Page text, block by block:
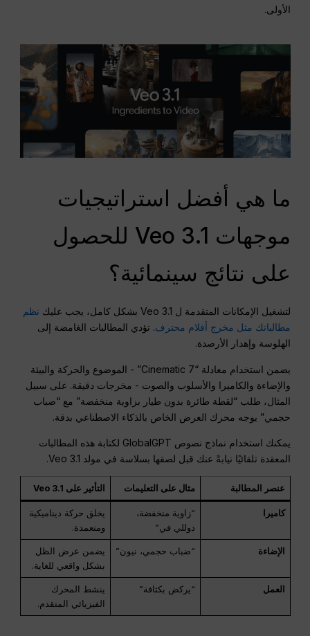
الأولى.
ما هي أفضل استراتيجيات
موجهات Veo 3.1 للحصول
على نتائج سينمائية؟
لتشغيل الإمكانات المتقدمة ل Veo 3.1 بشكل كامل، يجب عليك
نظم
مطالباتك مثل مخرج أفلام محترف. تؤدي المطالبات الغامضة إلى
الهلوسة وإهدار الأرصدة.
يضمن استخدام معادلة “Cinematic 7” - الموضوع والحركة والبيئة
والإضاءة والكاميرا والأسلوب والصوت - مخرجات دقيقة. على سبيل
المثال، طلب “لقطة طائرة بدون طيار بزاوية منخفضة” مع “ضباب
حجمي” يوجه محرك العرض الخاص بالذكاء الاصطناعي بدقة.
يمكنك استخدام نماذج نصوص GlobalGPT لكتابة هذه المطالبات
المعقدة تلقائيًا نيابةً عنك قبل لصقها بسلاسة في مولد Veo 3.1.
عنصر المطالبة مثال على التعليمات التأثير على Veo 3.1
كاميرا
“زاوية منخفضة،
دوللي في”
يخلق حركة ديناميكية
ومتعمدة.
الإضاءة “ضباب حجمي، نيون”
يضمن عرض الظل
بشكل واقعي للغاية.
العمل “يركض بكثافة”
ينشط المحرك
الفيزيائي المتقدم.